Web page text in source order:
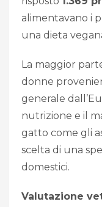
alimentavano i
una dieta
La maggior
donne
generale
nutrizione e il
gatto come gli
scelta di una
domestici.
Valutazione